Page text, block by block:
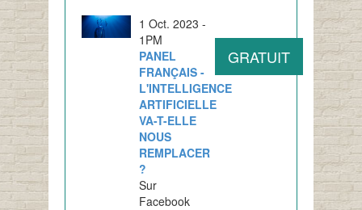
1 Oct. 2023 -
1PM
PANEL
FRANÇAIS -
L'INTELLIGENCE
ARTIFICIELLE
VA-T-ELLE
NOUS
REMPLACER
?
Sur
Facebook
GRATUIT